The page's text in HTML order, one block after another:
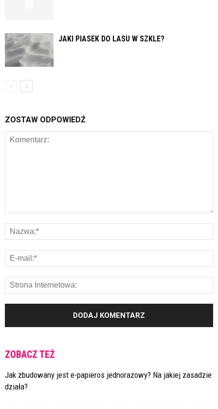
JAKI PIASEK DO LASU W SZKLE?
ZOSTAW ODPOWIEDŹ
ZOBACZ TEŻ
Jak zbudowany jest e-papieros jednorazowy? Na jakiej zasadzie
działa?